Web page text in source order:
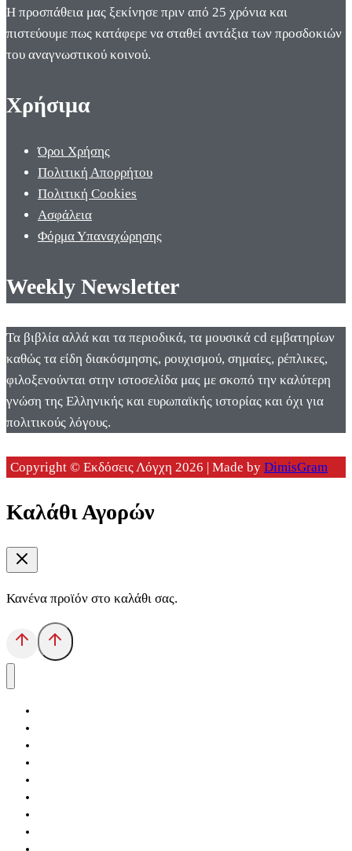
Η προσπάθεια μας ξεκίνησε πριν από 25 χρόνια και
πιστεύουμε πως κατάφερε να σταθεί αντάξια των προσδοκιών
του αναγνωστικού κοινού.
Χρήσιμα
Όροι Χρήσης
Πολιτική Απορρήτου
Πολιτική Cookies
Ασφάλεια
Φόρμα Υπαναχώρησης
Weekly Newsletter
Τα βιβλία αλλά και τα περιοδικά, τα μουσικά cd εμβατηρίων
καθώς τα είδη διακόσμησης, ρουχισμού, σημαίες, ρέπλικες,
φιλοξενούνται στην ιστοσελίδα μας με σκοπό την καλύτερη
γνώση της Ελληνικής και ευρωπαϊκής ιστορίας και όχι για
πολιτικούς λόγους.
Copyright © Εκδόσεις Λόγχη 2026 | Made by DimisGram
Καλάθι Αγορών
Κανένα προϊόν στο καλάθι σας.